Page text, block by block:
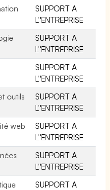
SUPPORT A
L''ENTREPRISE
SUPPORT A
L''ENTREPRISE
SUPPORT A
L''ENTREPRISE
outils
SUPPORT A
L''ENTREPRISE
web
SUPPORT A
L''ENTREPRISE
SUPPORT A
L''ENTREPRISE
SUPPORT A